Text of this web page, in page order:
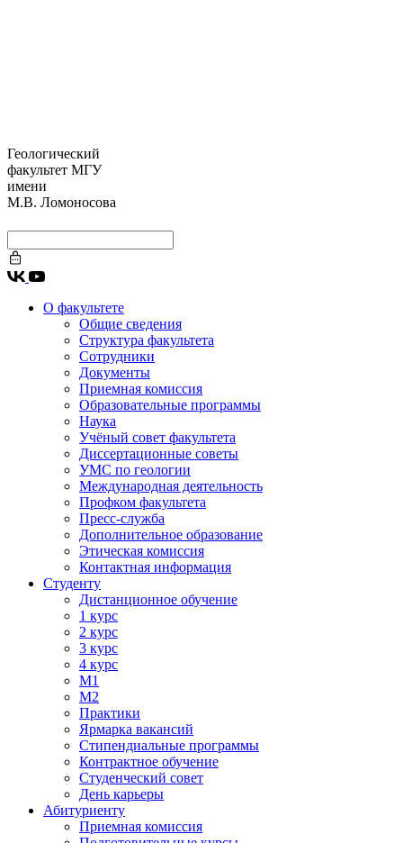
Геологический
факультет МГУ
имени
М.В. Ломоносова
О факультете
Общие сведения
Структура факультета
Сотрудники
Документы
Приемная комиссия
Образовательные программы
Наука
Учёный совет факультета
Диссертационные советы
УМС по геологии
Международная деятельность
Профком факультета
Пресс-служба
Дополнительное образование
Этическая комиссия
Контактная информация
Студенту
Дистанционное обучение
1 курс
2 курс
3 курс
4 курс
М1
М2
Практики
Ярмарка вакансий
Стипендиальные программы
Контрактное обучение
Студенческий совет
День карьеры
Абитуриенту
Приемная комиссия